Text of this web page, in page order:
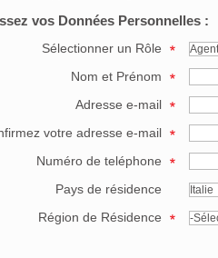
vos Données Personnelles :
Sélectionner un Rôle
Nom et Prénom
Adresse e-mail
votre adresse e-mail
Numéro de teléphone
Pays de résidence
Région de Résidence